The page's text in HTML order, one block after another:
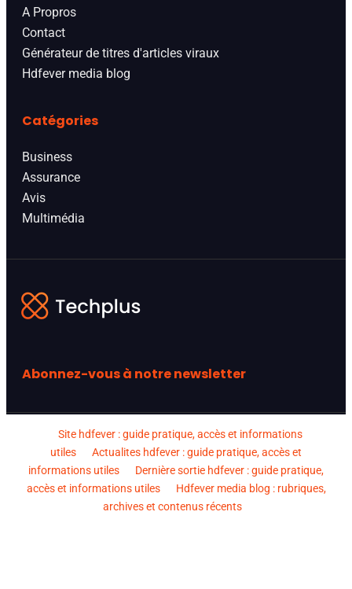
A Propros
Contact
Générateur de titres d'articles viraux
Hdfever media blog
Catégories
Business
Assurance
Avis
Multimédia
Abonnez-vous à notre newsletter
Site hdfever : guide pratique, accès et informations
utiles
Actualites hdfever : guide pratique, accès et
informations utiles
Dernière sortie hdfever : guide pratique,
accès et informations utiles
Hdfever media blog : rubriques,
archives et contenus récents